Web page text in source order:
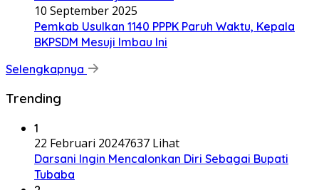
10 September 2025
Pemkab Usulkan 1140 PPPK Paruh Waktu, Kepala
BKPSDM Mesuji Imbau Ini
Selengkapnya
Trending
1
22 Februari 20247637 Lihat
Darsani Ingin Mencalonkan Diri Sebagai Bupati
Tubaba